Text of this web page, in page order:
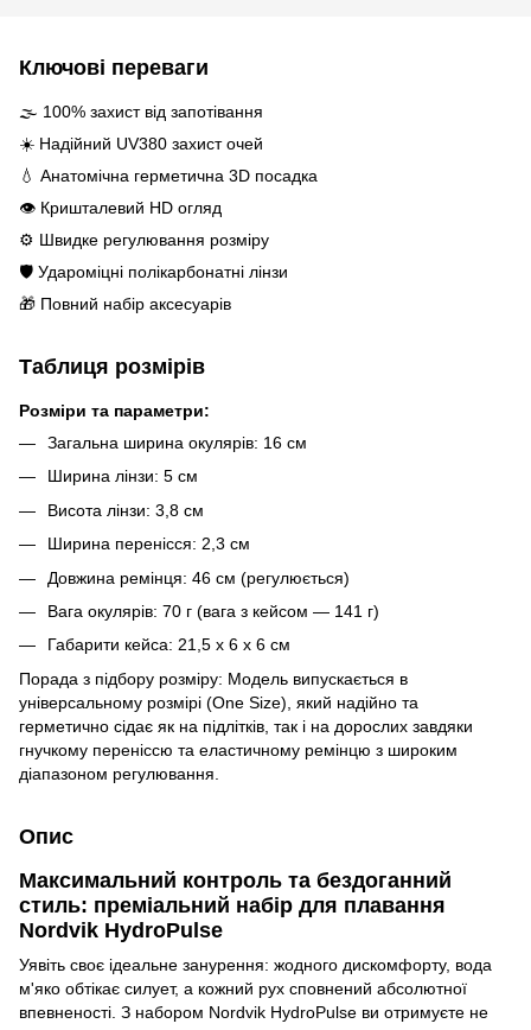
Ключові переваги
🌫️ 100% захист від запотівання
☀️ Надійний UV380 захист очей
💧 Анатомічна герметична 3D посадка
👁️ Кришталевий HD огляд
⚙️ Швидке регулювання розміру
🛡️ Удароміцні полікарбонатні лінзи
🎁 Повний набір аксесуарів
Таблиця розмірів
Розміри та параметри:
Загальна ширина окулярів: 16 см
Ширина лінзи: 5 см
Висота лінзи: 3,8 см
Ширина перенісся: 2,3 см
Довжина ремінця: 46 см (регулюється)
Вага окулярів: 70 г (вага з кейсом — 141 г)
Габарити кейса: 21,5 x 6 x 6 см
Порада з підбору розміру: Модель випускається в
універсальному розмірі (One Size), який надійно та
герметично сідає як на підлітків, так і на дорослих завдяки
гнучкому переніссю та еластичному ремінцю з широким
діапазоном регулювання.
Опис
Максимальний контроль та бездоганний
стиль: преміальний набір для плавання
Nordvik HydroPulse
Уявіть своє ідеальне занурення: жодного дискомфорту, вода
м'яко обтікає силует, а кожний рух сповнений абсолютної
впевненості. З набором Nordvik HydroPulse ви отримуєте не